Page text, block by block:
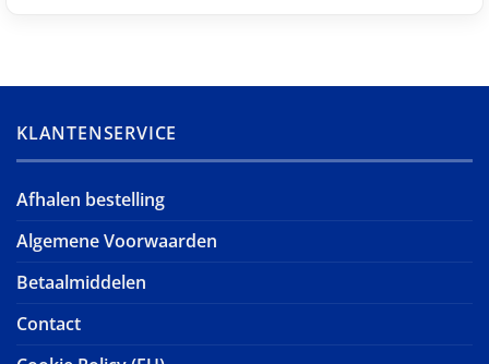
KLANTENSERVICE
Afhalen bestelling
Algemene Voorwaarden
Betaalmiddelen
Contact